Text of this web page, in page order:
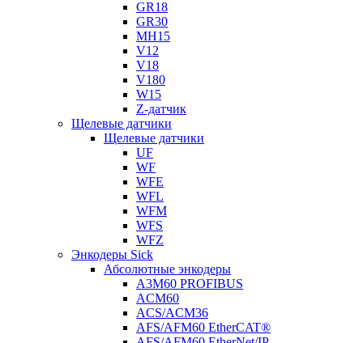
GR18
GR30
MH15
V12
V18
V180
W15
Z-датчик
Щелевые датчики
Щелевые датчики
UF
WF
WFE
WFL
WFM
WFS
WFZ
Энкодеры Sick
Абсолютные энкодеры
A3M60 PROFIBUS
ACM60
ACS/ACM36
AFS/AFM60 EtherCAT®